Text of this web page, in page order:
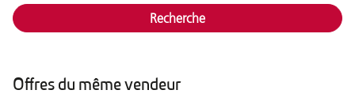
Recherche
Offres du même vendeur